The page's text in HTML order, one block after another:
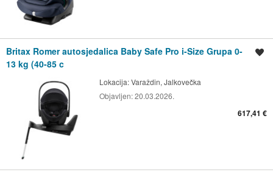
Britax Romer autosjedalica Baby Safe Pro i-Size Grupa 0-
13 kg (40-85 c
Lokacija:Varaždin, Jalkovečka
Objavljen:20.03.2026.
617,41 €